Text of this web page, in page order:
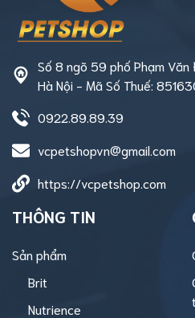
Số 8 ngõ 59 phố Phạm Văn
Hà Nội - Mã Số Thuế:
0922.89.89.39
vcpetshopvn@gmail.com
https://vcpetshop.com
THÔNG TIN
Sản phẩm
Brit
Nutrience